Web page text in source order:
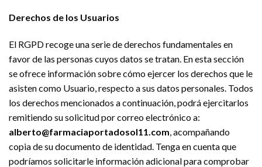
Derechos de los Usuarios
El RGPD recoge una serie de derechos fundamentales en
favor de las personas cuyos datos se tratan. En esta sección
se ofrece información sobre cómo ejercer los derechos que le
asisten como Usuario, respecto a sus datos personales. Todos
los derechos mencionados a continuación, podrá ejercitarlos
remitiendo su solicitud por correo electrónico a:
alberto@farmaciaportadosol11.com , acompañando
copia de su documento de identidad. Tenga en cuenta que
podríamos solicitarle información adicional para comprobar